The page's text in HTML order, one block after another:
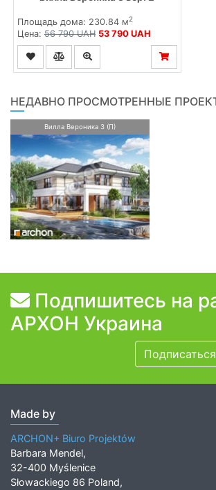
Площадь дома: 230.84 м2
Цена: 56 790 UAH 53 790 UAH
НЕДАВНО ПРОСМОТРЕННЫЕ
Вилла Вероника 3 (П)
Подпишитесь на
АРХОН Украина
Made by
ARCHON+ Biuro Projektów
Barbara Mendel,
32-400 Myślenice
Słowackiego 86 Poland,